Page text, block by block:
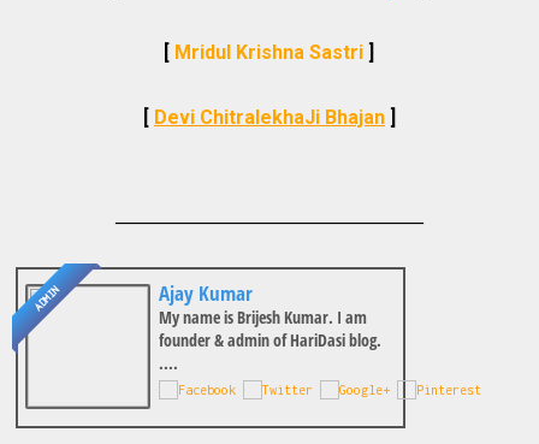
[ Mridul Krishna Sastri ]
[ Devi ChitralekhaJi Bhajan]
ADMIN Ajay Kumar
My name is Brijesh Kumar. I am
founder & admin of HariDasi blog.
....